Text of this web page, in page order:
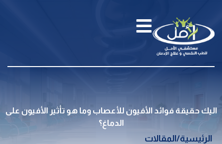
اليك حقيقة فوائد الأفيون للأعصاب وما هو تأثير الأفيون على
الدماغ؟
الرئيسية/المقالات